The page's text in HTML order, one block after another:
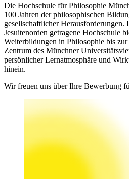
Die Hochschule für Philosophie
100 Jahren der philosophischen
gesellschaftlicher Herausforderungen.
Jesuitenorden getragene Hochschule
Weiterbildungen in Philosophie bis
Zentrum des Münchner
persönlicher Lernatmosphäre und
hinein.
Wir freuen uns über Ihre Bewerbung